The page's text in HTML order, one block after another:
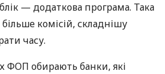
— додаткова програма. Така
комісій, складнішу
часу.
ФОП обирають банки, які